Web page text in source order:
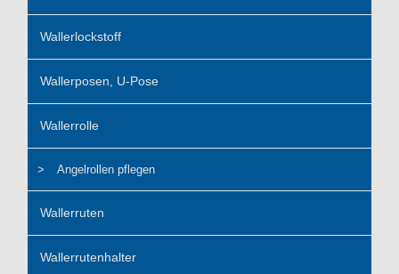
Wallerlockstoff
Wallerposen, U-Pose
Wallerrolle
Angelrollen pflegen
Wallerruten
Wallerrutenhalter